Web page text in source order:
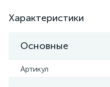
Характеристики
Основные
Артикул